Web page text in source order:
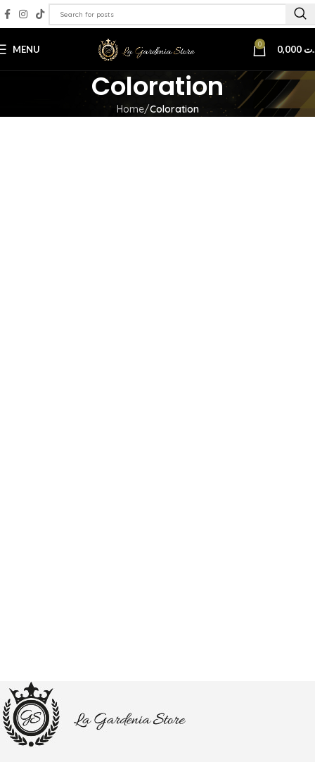
MENU 0
Coloration
Home Coloration